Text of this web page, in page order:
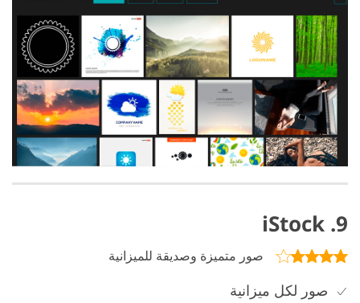
9. iStock
صور متميزة وصديقة للميزانية
صور لكل ميزانية